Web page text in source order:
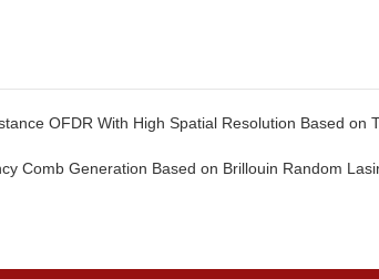
OFDR With High Spatial Resolution Based on
Comb Generation Based on Brillouin Random